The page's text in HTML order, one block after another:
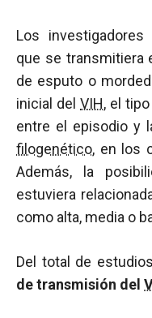
Los investigadores
que se transmitiera
de esputo o
inicial del VIH, el
entre el episodio y
filogenético, en los
Además, la
estuviera
como alta, media o
Del total de
de transmisión del